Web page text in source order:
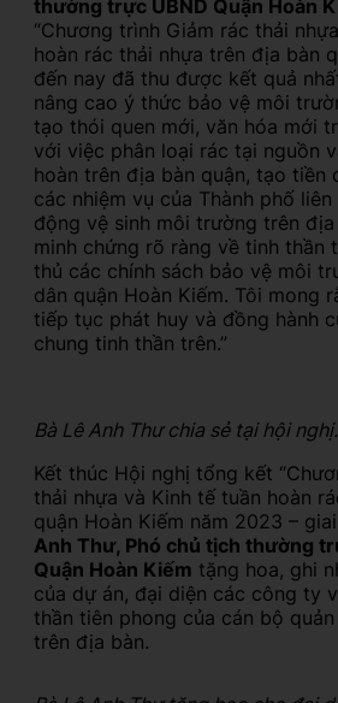
thường trực UBND Quận Hoàn
“Chương trình Giảm rác thải
hoàn rác thải nhựa trên địa bàn
đến nay đã thu được kết quả
nâng cao ý thức bảo vệ môi
tạo thói quen mới, văn hóa mới
với việc phân loại rác tại nguồn
hoàn trên địa bàn quận, tạo tiền
các nhiệm vụ của Thành phố
động vệ sinh môi trường trên
minh chứng rõ ràng về tinh thần
thủ các chính sách bảo vệ môi
dân quận Hoàn Kiếm. Tôi mong
tiếp tục phát huy và đồng hành
chung tinh thần trên.”
Bà Lê Anh Thư chia sẻ tại hội nghị.
Kết thúc Hội nghị tổng kết
thải nhựa và Kinh tế tuần hoàn
quận Hoàn Kiếm năm 2023 – giai
Anh Thư, Phó chủ tịch thường
Quận Hoàn Kiếm tặng hoa, ghi
của dự án, đại diện các công ty
thần tiên phong của cán bộ
trên địa bàn.